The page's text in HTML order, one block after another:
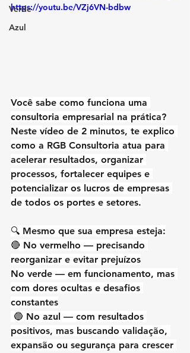
Verde
Azul
https://youtu.be/VZj6VN-bdbw
Você sabe como funciona uma
consultoria empresarial na prática?
Neste vídeo de 2 minutos, te explico
como a RGB Consultoria atua para
acelerar resultados, organizar
processos, fortalecer equipes e
potencializar os lucros de empresas
de todos os portes e setores.
🔍 Mesmo que sua empresa esteja:
🔴 No vermelho — precisando
reorganizar e evitar prejuízos
No verde — em funcionamento, mas
com dores ocultas e desafios
constantes
🔵 No azul — com resultados
positivos, mas buscando validação,
expansão ou segurança para crescer